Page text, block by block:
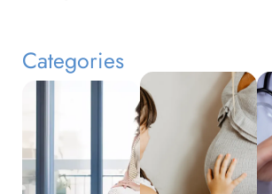
Categories